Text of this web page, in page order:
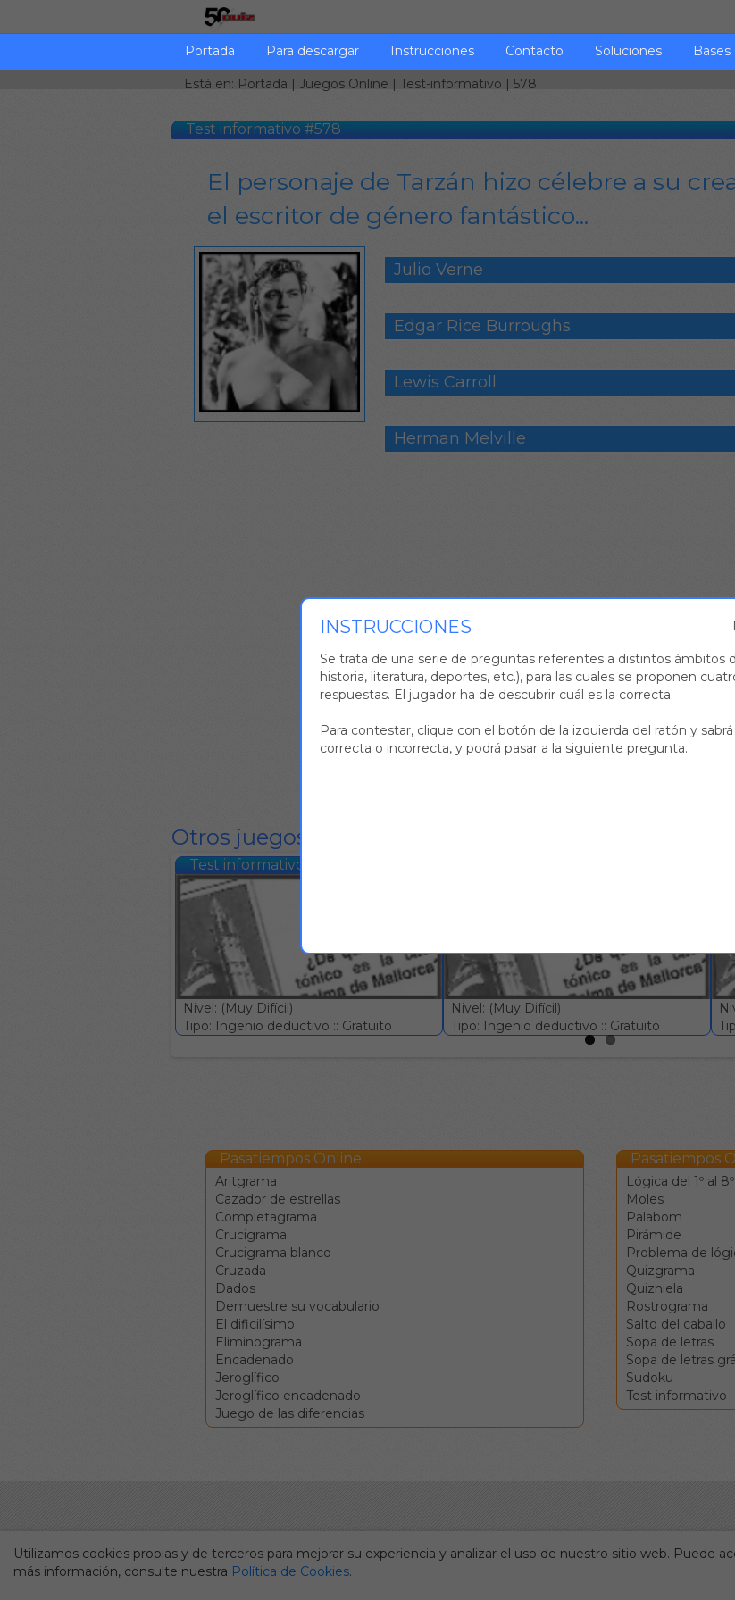
Portada Para descargar Instrucciones Contacto Soluciones Bases
Está en: Portada | Juegos Online | Test-informativo | 578
Test informativo #578
El personaje de Tarzán hizo célebre a su
el escritor de género fantástico...
Julio Verne
Edgar Rice Burroughs
Lewis Carroll
Herman Melville
Otros juegos del mismo tipo
Test informativo #577
Nivel: (Muy Difícil)
Tipo: Ingenio deductivo :: Gratuito
Nivel: (Muy Difícil)
Tipo: Ingenio deductivo :: Gratuito
Pasatiempos Online
Aritgrama
Cazador de estrellas
Completagrama
Crucigrama
Crucigrama blanco
Cruzada
Dados
Demuestre su vocabulario
El dificilísimo
Eliminograma
Encadenado
Jeroglífico
Jeroglífico encadenado
Juego de las diferencias
Pasatiempos
Lógica del 1º al 8º
Moles
Palabom
Pirámide
Problema de
Quizgrama
Quizniela
Rostrograma
Salto del caballo
Sopa de letras
Sopa de letras
Sudoku
Test informativo
Utilizamos cookies propias y de terceros para mejorar su experiencia y analizar el uso de nuestro sitio web. Puede
más información, consulte nuestra Política de Cookies.
INSTRUCCIONES
Se trata de una serie de preguntas referentes a distintos ámbitos
historia, literatura, deportes, etc.), para las cuales se proponen
respuestas. El jugador ha de descubrir cuál es la correcta.
Para contestar, clique con el botón de la izquierda del ratón y
correcta o incorrecta, y podrá pasar a la siguiente pregunta.